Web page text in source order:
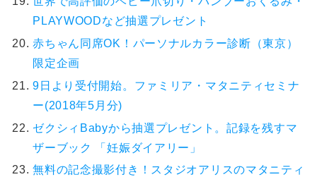
PLAYWOODなど抽選プレゼント
赤ちゃん同席OK！パーソナルカラー診断（東京）
限定企画
9日より受付開始。ファミリア・マタニティセミナ
ー(2018年5月分)
ゼクシィBabyから抽選プレゼント。記録を残すマ
ザーブック 「妊娠ダイアリー」
無料の記念撮影付き！スタジオアリスのマタニティ